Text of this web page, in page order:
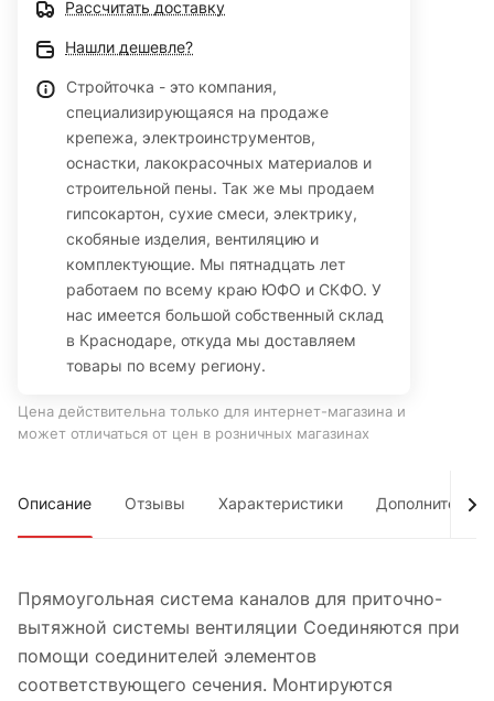
Рассчитать доставку
Нашли дешевле?
Стройточка - это компания,
специализирующаяся на продаже
крепежа, электроинструментов,
оснастки, лакокрасочных материалов и
строительной пены. Так же мы продаем
гипсокартон, сухие смеси, электрику,
скобяные изделия, вентиляцию и
комплектующие. Мы пятнадцать лет
работаем по всему краю ЮФО и СКФО. У
нас имеется большой собственный склад
в Краснодаре, откуда мы доставляем
товары по всему региону.
Цена действительна только для интернет-магазина и
может отличаться от цен в розничных магазинах
Описание Отзывы Характеристики Дополнительно
Прямоугольная система каналов для приточно-
вытяжной системы вентиляции Соединяются при
помощи соединителей элементов
соответствующего сечения. Монтируются